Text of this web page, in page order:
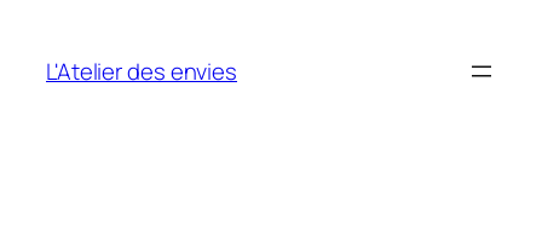
contenu
L'Atelier des envies